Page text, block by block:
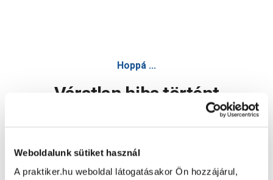
Weboldalunk sütiket használ
A praktiker.hu weboldal látogatásakor Ön hozzájárul,
Hoppá ...
Váratlan hiba történt
Oldal újratöltése